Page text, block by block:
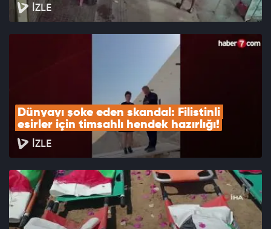
İZLE
Dünyayı şoke eden skandal: Filistinli
esirler için timsahlı hendek hazırlığı!
İZLE